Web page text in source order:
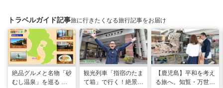
トラベルガイド記事旅に行きたくなる旅行記事をお届け
絶品グルメと名物「砂
むし温泉」を巡る 心
観光列車「指宿のたま
て箱」で行く！絶景グ
【鹿児島】平和を考え
る旅へ。知覧・万世で